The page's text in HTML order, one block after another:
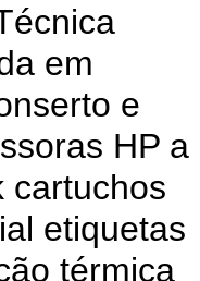
em
e
HP a
cartuchos
etiquetas
térmica